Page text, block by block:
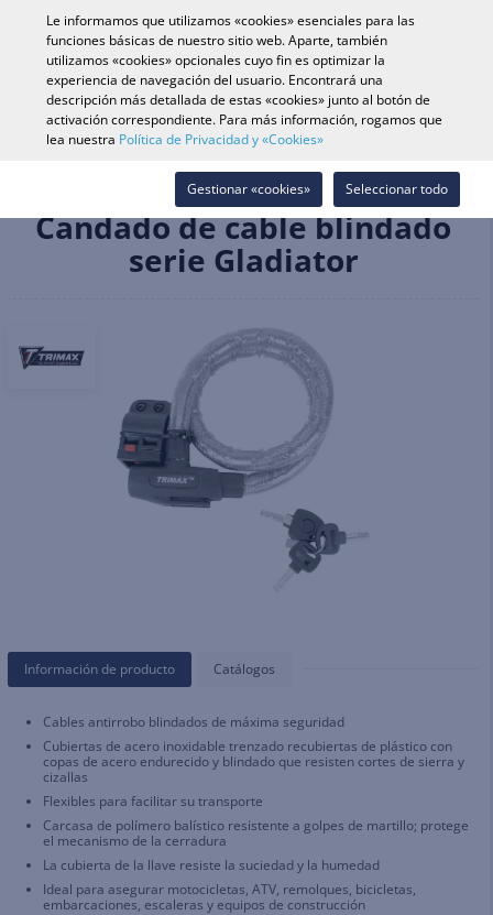
Búsqueda de vehículo
Buscar en tienda
Recambios & Accesorios
Fundas, Seguridad & Transporte
Candado de cable blindado serie Gladiator
Candado de cable blindado
serie Gladiator
Información de producto Catálogos
Cables antirrobo blindados de máxima seguridad
Cubiertas de acero inoxidable trenzado recubiertas de plástico con
copas de acero endurecido y blindado que resisten cortes de sierra y
cizallas
Flexibles para facilitar su transporte
Carcasa de polímero balístico resistente a golpes de martillo; protege
el mecanismo de la cerradura
La cubierta de la llave resiste la suciedad y la humedad
Ideal para asegurar motocicletas, ATV, remolques, bicicletas,
embarcaciones, escaleras y equipos de construcción
Le informamos que utilizamos «cookies» esenciales para las
funciones básicas de nuestro sitio web. Aparte, también
utilizamos «cookies» opcionales cuyo fin es optimizar la
experiencia de navegación del usuario. Encontrará una
descripción más detallada de estas «cookies» junto al botón de
activación correspondiente. Para más información, rogamos que
lea nuestra Política de Privacidad y «Cookies»
Seleccionar todo
Gestionar «cookies»